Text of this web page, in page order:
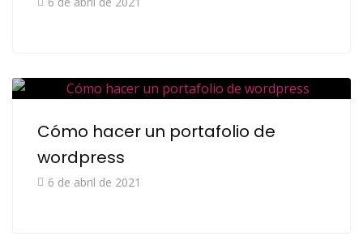
Cómo hacer un portafolio de
wordpress
6 de abril de 2021